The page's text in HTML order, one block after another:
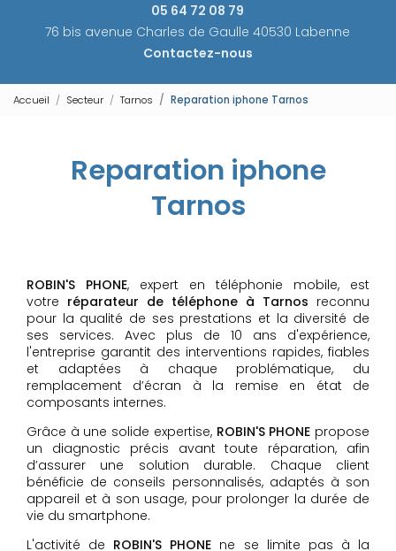
05 64 72 08 79
76 bis avenue Charles de Gaulle 40530 Labenne
Contactez-nous
Accueil Secteur Tarnos Reparation iphone Tarnos
Reparation iphone
Tarnos
ROBIN'S PHONE, expert en téléphonie mobile, est
votre réparateur de téléphone à Tarnos reconnu
pour la qualité de ses prestations et la diversité de
ses services. Avec plus de 10 ans d'expérience,
l'entreprise garantit des interventions rapides, fiables
et adaptées à chaque problématique, du
remplacement d’écran à la remise en état de
composants internes.
Grâce à une solide expertise, ROBIN'S PHONE propose
un diagnostic précis avant toute réparation, afin
d’assurer une solution durable. Chaque client
bénéficie de conseils personnalisés, adaptés à son
appareil et à son usage, pour prolonger la durée de
vie du smartphone.
L'activité de ROBIN'S PHONE ne se limite pas à la